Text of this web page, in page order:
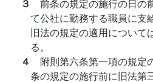
３ 前条の規定の施行の日の
て公社に勤務する職員に支
旧法の規定の適用について
る。
４ 附則第六条第一項の規定
条の規定の施行前に旧法第